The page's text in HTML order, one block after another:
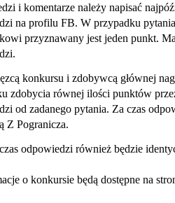
i komentarze należy napisać
na profilu FB. W przypadku
przyznawany jest jeden punkt.
konkursu i zdobywcą głównej
zdobycia równej ilości punktów
od zadanego pytania. Za czas
Z Pogranicza.
odpowiedzi również będzie
o konkursie będą dostępne na